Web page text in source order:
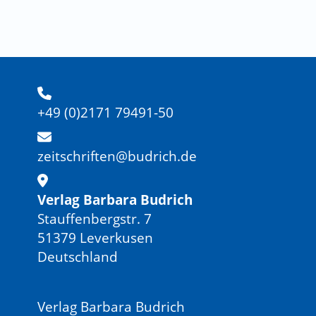
+49 (0)2171 79491-50
zeitschriften@budrich.de
Verlag Barbara Budrich
Stauffenbergstr. 7
51379 Leverkusen
Deutschland
Verlag Barbara Budrich